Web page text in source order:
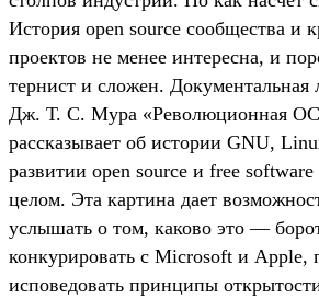
История open source сообщества и
проектов не менее интересна, и
тернист и сложен. Документальная
Дж. Т. С. Мура «Революционная
рассказывает об истории GNU,
развитии open source и free
целом. Эта картина дает
услышать о том, каково это —
конкурировать с Microsoft и Apple,
исповедовать принципы